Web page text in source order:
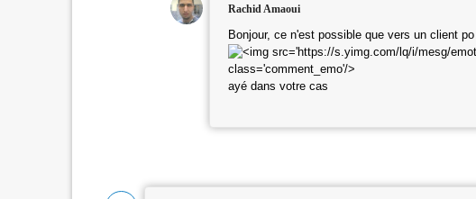
Rachid Amaoui
Bonjour, ce n'est possible que vers un client po
ayé dans votre cas